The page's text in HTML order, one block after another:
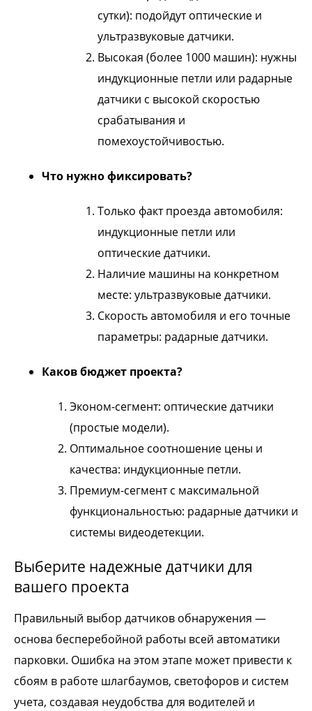
сутки): подойдут оптические и
ультразвуковые датчики.
Высокая (более 1000 машин): нужны
индукционные петли или радарные
датчики с высокой скоростью
срабатывания и
помехоустойчивостью.
Что нужно фиксировать?
Только факт проезда автомобиля:
индукционные петли или
оптические датчики.
Наличие машины на конкретном
месте: ультразвуковые датчики.
Скорость автомобиля и его точные
параметры: радарные датчики.
Каков бюджет проекта?
Эконом-сегмент: оптические датчики
(простые модели).
Оптимальное соотношение цены и
качества: индукционные петли.
Премиум-сегмент с максимальной
функциональностью: радарные датчики и
системы видеодетекции.
Выберите надежные датчики для
вашего проекта
Правильный выбор датчиков обнаружения —
основа бесперебойной работы всей автоматики
парковки. Ошибка на этом этапе может привести к
сбоям в работе шлагбаумов, светофоров и систем
учета, создавая неудобства для водителей и